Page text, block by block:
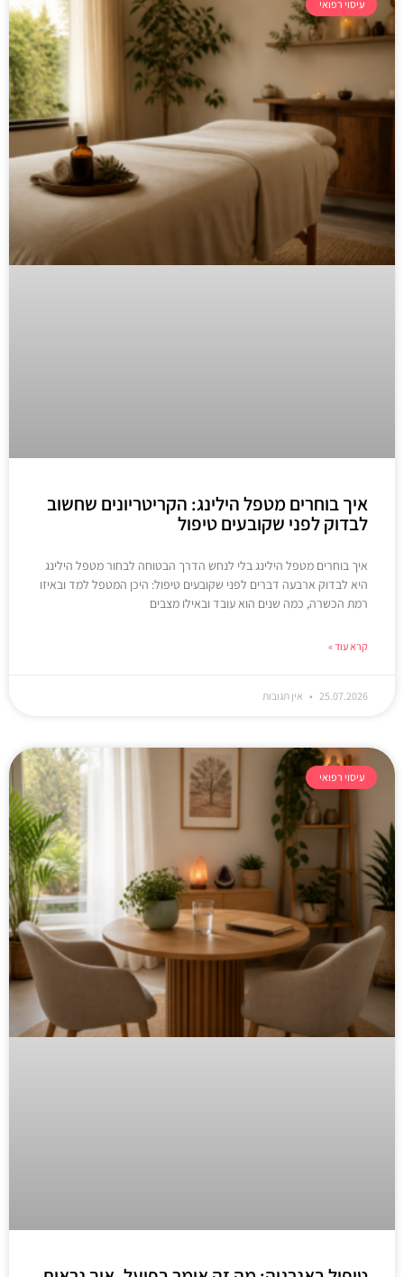
עיסוי רפואי
איך בוחרים מטפל הילינג: הקריטריונים שחשוב
לבדוק לפני שקובעים טיפול
איך בוחרים מטפל הילינג בלי לנחש הדרך הבטוחה לבחור מטפל הילינג
היא לבדוק ארבעה דברים לפני שקובעים טיפול: היכן המטפל למד ובאיזו
רמת הכשרה, כמה שנים הוא עובד ובאילו מצבים
קרא עוד »
25.07.2026 אין תגובות
עיסוי רפואי